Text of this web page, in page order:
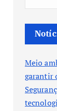
Meio
garantir